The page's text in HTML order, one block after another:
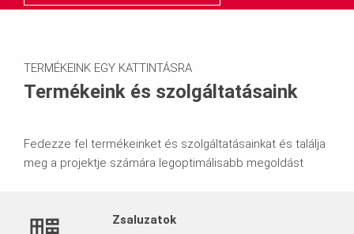
TERMÉKEINK EGY KATTINTÁSRA
Termékeink és szolgáltatásaink
Fedezze fel termékeinket és szolgáltatásainkat és találja
meg a projektje számára legoptimálisabb megoldást
Zsaluzatok